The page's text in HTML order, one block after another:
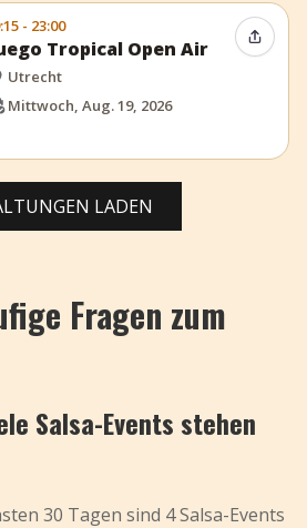
- 23:00
Tropical Open Air
Utrecht
Mittwoch, Aug. 19, 2026
Event
LADEN
Fragen zum
Salsa-Events stehen
30 Tagen sind 4 Salsa-Events